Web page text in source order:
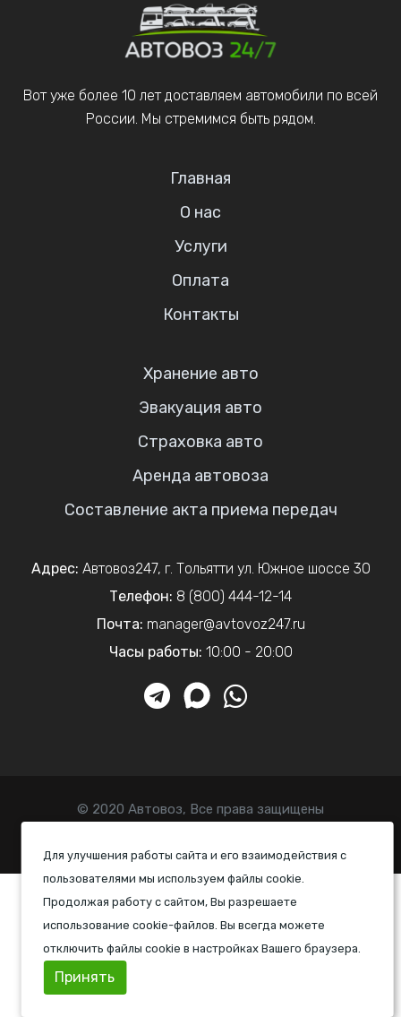
Для улучшения работы сайта и его взаимодействия с
пользователями мы используем файлы cookie.
Продолжая работу с сайтом, Вы разрешаете
использование cookie-файлов. Вы всегда можете
отключить файлы cookie в настройках Вашего браузера.
Принять
Вот уже более 10 лет доставляем автомобили по всей
России. Мы стремимся быть рядом.
Главная
О нас
Услуги
Оплата
Контакты
Хранение авто
Эвакуация авто
Страховка авто
Аренда автовоза
Составление акта приема передач
Адрес: Автовоз247, г. Тольятти ул. Южное шоссе 30
Телефон: 8 (800) 444-12-14
Почта: manager@avtovoz247.ru
Часы работы: 10:00 - 20:00
© 2020 Автовоз, Все права защищены
Политика конфиденциальности